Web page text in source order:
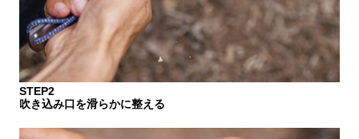
STEP2
吹き込み口を滑らかに整える